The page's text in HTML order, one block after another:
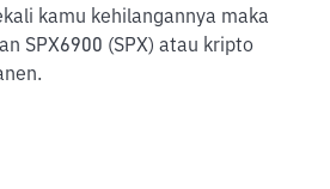
kamu kehilangannya maka
SPX6900 (SPX) atau kripto